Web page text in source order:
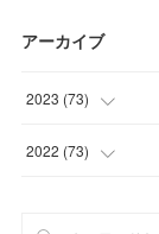
アーカイブ
2023 (73)
(1
2022 (73)